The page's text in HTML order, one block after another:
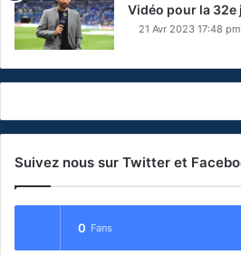
Vidéo pour la 32e
21 Avr 2023 17:48 pm
Suivez nous sur Twitter et
0 Fans